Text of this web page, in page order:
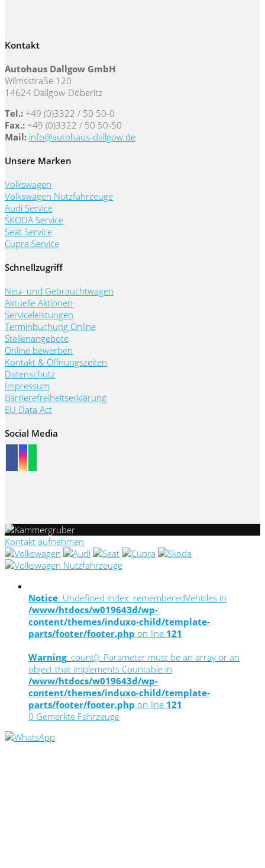
Kontakt
Autohaus Dallgow GmbH
Wilmsstraße 120
14624 Dallgow-Döberitz
Tel.: +49 (0)3322 / 50 50-0
Fax.: +49 (0)3322 / 50 50-50
Mail: info@autohaus-dallgow.de
Unsere Marken
Volkswagen
Volkswagen Nutzfahrzeuge
Audi Service
ŠKODA Service
Seat Service
Cupra Service
Schnellzugriff
Neu- und Gebrauchtwagen
Aktuelle Aktionen
Serviceleistungen
Terminbuchung Online
Stellenangebote
Online bewerben
Kontakt & Öffnungszeiten
Datenschutz
Impressum
Barrierefreiheitserklärung
EU Data Act
Social Media
Kontakt aufnehmen
Notice: Undefined index: rememberedVehicles in
/www/htdocs/w019643d/wp-
content/themes/induxo-child/template-
parts/footer/footer.php on line 121
Warning: count(): Parameter must be an array or an
object that implements Countable in
/www/htdocs/w019643d/wp-
content/themes/induxo-child/template-
parts/footer/footer.php on line 121
0 Gemerkte Fahrzeuge